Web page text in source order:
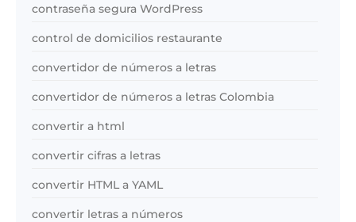
contraseña segura WordPress
control de domicilios restaurante
convertidor de números a letras
convertidor de números a letras Colombia
convertir a html
convertir cifras a letras
convertir HTML a YAML
convertir letras a números